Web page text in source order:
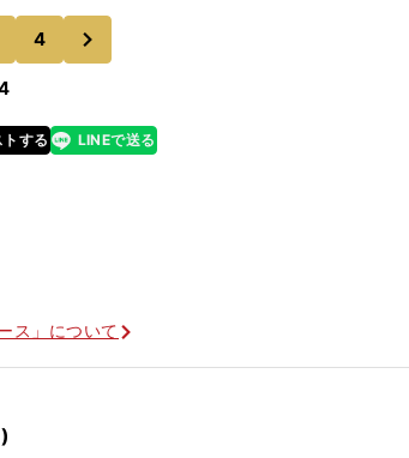
選6位もあり得た」と
4
する
line LINEで送る
ス」について